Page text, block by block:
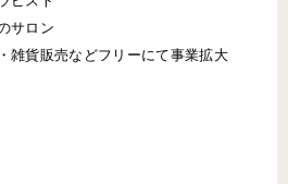
サロン
雑貨販売などフリーにて事業拡大